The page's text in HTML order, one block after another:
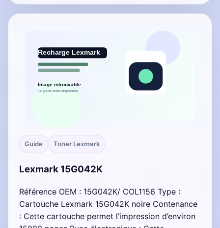
Guide Toner Lexmark
Lexmark 15G042K
Référence OEM : 15G042K/ COL1156 Type :
Cartouche Lexmark 15G042K noire Contenance
: Cette cartouche permet l’impression d’environ